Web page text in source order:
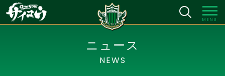
MENU
ニュース
NEWS